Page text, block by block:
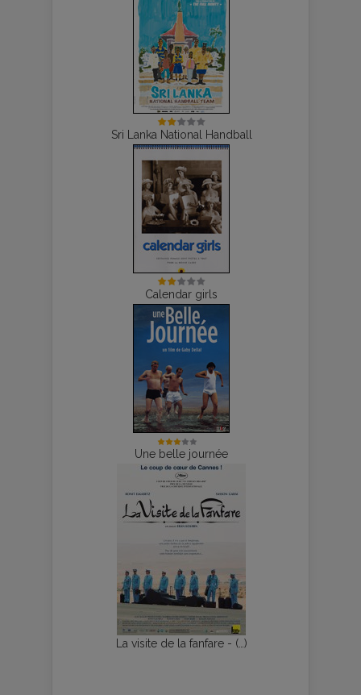
Sri Lanka National Handball
Calendar girls
Une belle journée
La visite de la fanfare - (…)